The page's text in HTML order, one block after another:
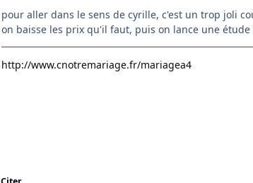
pour aller dans le sens de cyrille, c'est un trop joli
on baisse les prix qu'il faut, puis on lance une
http://www.cnotremariage.fr/mariagea4